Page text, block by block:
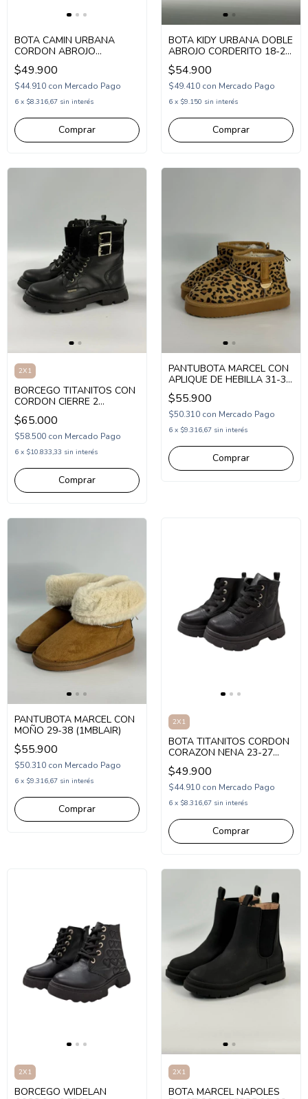
BOTA CAMIN URBANA
CORDON ABROJO
LENTEJUELAS SINTETICO
29-37 BLANCO ROSA
(CM3547/1BRS)
$49.900
$44.910 con Mercado Pago
6 x $8.316,67 sin interés
Comprar
BOTA KIDY URBANA DOBLE
ABROJO CORDERITO 18-24
(KD81655)
$54.900
$49.410 con Mercado Pago
6 x $9.150 sin interés
Comprar
2X1
BORCEGO TITANITOS CON
CORDON CIERRE 2
HEBILLAS 32-36 (1TO1812)
$65.000
$58.500 con Mercado Pago
6 x $10.833,33 sin interés
Comprar
PANTUBOTA MARCEL CON
APLIQUE DE HEBILLA 31-38
(1MLEDA)
$55.900
$50.310 con Mercado Pago
6 x $9.316,67 sin interés
Comprar
PANTUBOTA MARCEL CON
MOÑO 29-38 (1MBLAIR)
$55.900
$50.310 con Mercado Pago
6 x $9.316,67 sin interés
Comprar
2X1
BOTA TITANITOS CORDON
CORAZON NENA 23-27
NEGRO (TO87014N)
$49.900
$44.910 con Mercado Pago
6 x $8.316,67 sin interés
Comprar
2X1
BORCEGO WIDELAN
2X1
BOTA MARCEL NAPOLES